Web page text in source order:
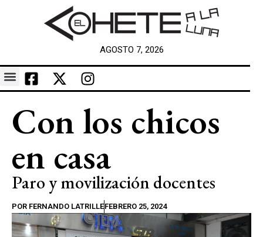
AGOSTO 7, 2026
Con los chicos
en casa
Paro y movilización docentes
POR FERNANDO LATRILLEFEBRERO 25, 2024